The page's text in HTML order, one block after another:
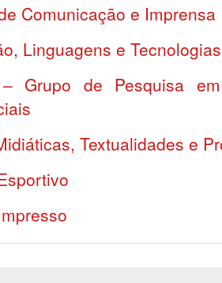
Comunicação e Imprensa
Linguagens e Tecnologias
Grupo de Pesquisa
Textualidades e